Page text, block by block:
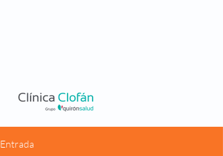
Entrada